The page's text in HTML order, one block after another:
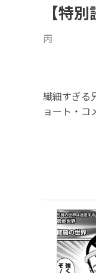
【特
丙
繊細すぎる
ョート・コ